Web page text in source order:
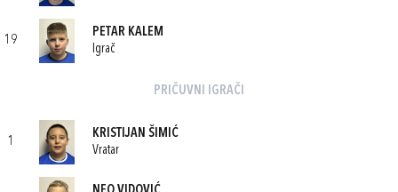
19
PETAR KALEM
Igrač
PRIČUVNI IGRAČI
1
KRISTIJAN ŠIMIĆ
Vratar